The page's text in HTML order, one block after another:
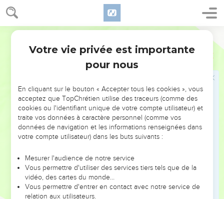
Psaumes 116
le nom de l’Éternel ;
J’accomplirai mes vœux envers l’Éternel, En présence de
tout son peuple,
Dans les parvis de la maison de l’Éternel, Au milieu de toi,
Jérusalem ! Louez l’Éternel !
© Société biblique française – Bibli’O, 1978, avec autorisation. Pour vous procurer
une Bible imprimée, rendez-vous sur www.editionsbiblio.fr
Psaumes 117
Seuls les Évangiles sont disponibles en vidéo pour le moment.
Vivre pour raconter ce que le Seigneur a fait
Votre vie privée est importante
pour nous
En cliquant sur le bouton « Accepter tous les cookies », vous
acceptez que TopChrétien utilise des traceurs (comme des
cookies ou l'identifiant unique de votre compte utilisateur) et
traite vos données à caractère personnel (comme vos
données de navigation et les informations renseignées dans
votre compte utilisateur) dans les buts suivants :
Mesurer l'audience de notre service
Vous permettre d'utiliser des services tiers tels que de la
vidéo, des cartes du monde…
Vous permettre d'entrer en contact avec notre service de
relation aux utilisateurs.